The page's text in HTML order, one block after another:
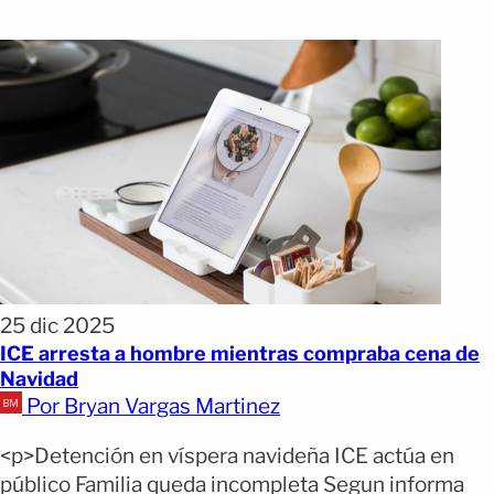
25 dic 2025
ICE arresta a hombre mientras compraba cena de
Navidad
Por Bryan Vargas Martinez
<p>Detención en víspera navideña ICE actúa en
público Familia queda incompleta Segun informa